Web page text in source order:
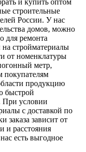
и купить оптом
строительные
России. У нас
домов, можно
для ремонта
стройматериалы
от номенклатуры
метр,
покупателям
продукцию
быстрой
При условии
с доставкой по
заказа зависит от
и расстояния
есть выгодное